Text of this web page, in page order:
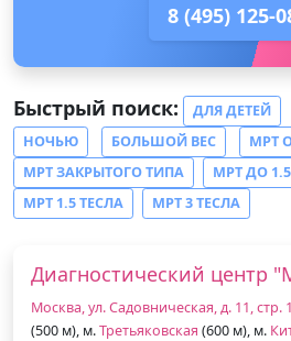
8 (495) 125-
Быстрый поиск: ДЛЯ ДЕТЕЙ
НОЧЬЮ
БОЛЬШОЙ ВЕС
МРТ
МРТ ЗАКРЫТОГО ТИПА
МРТ ДО
МРТ 1.5 ТЕСЛА
МРТ 3 ТЕСЛА
Диагностический центр
Москва, ул. Садовническая, д. 11, стр.
(500 м), м.Третьяковская (600 м), м.